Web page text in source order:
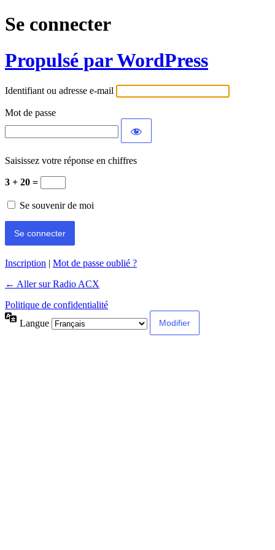
Se connecter
Propulsé par WordPress
Identifiant ou adresse e-mail
Mot de passe
Saisissez votre réponse en chiffres
3 + 20 =
Se souvenir de moi
Inscription | Mot de passe oublié ?
← Aller sur Radio ACX
Politique de confidentialité
Langue